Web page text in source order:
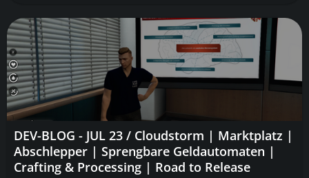
DEV-BLOG - JUL 23 / Cloudstorm | Marktplatz |
Abschlepper | Sprengbare Geldautomaten |
Crafting & Processing | Road to Release